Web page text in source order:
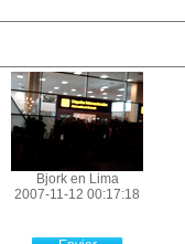
Bjork en Lima
2007-11-12 00:17:18